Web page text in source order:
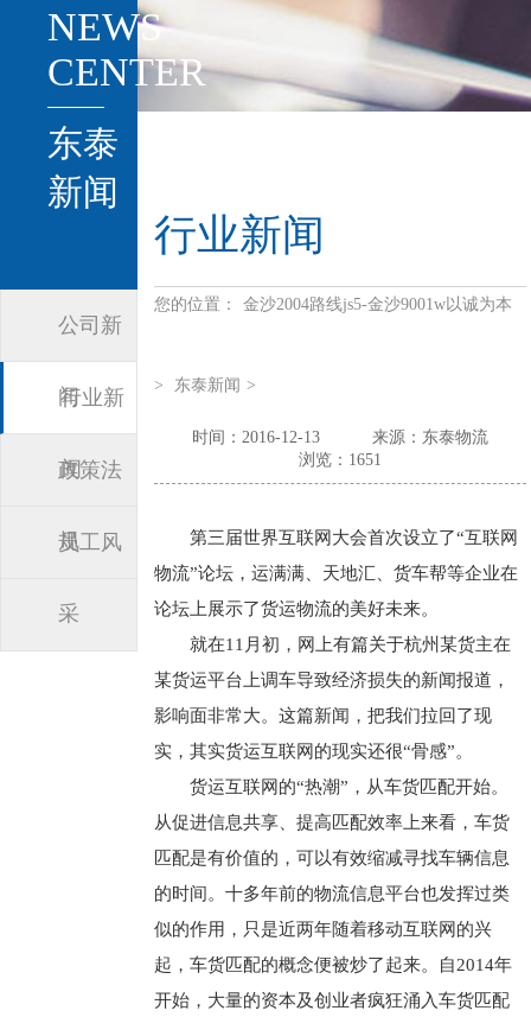
NEWS
CENTER
东泰
新闻
公司新
闻
行业新
闻
政策法
规
员工风
采
行业新闻
您的位置： 金沙2004路线js5-金沙9001w以诚为本
> 东泰新闻 >
时间：2016-12-13
来源：东泰物流
浏览：1651
第三届世界互联网大会首次设立了“互联网
物流”论坛，运满满、天地汇、货车帮等企业在
论坛上展示了货运物流的美好未来。
就在11月初，网上有篇关于杭州某货主在
某货运平台上调车导致经济损失的新闻报道，
影响面非常大。这篇新闻，把我们拉回了现
实，其实货运互联网的现实还很“骨感”。
货运互联网的“热潮”，从车货匹配开始。
从促进信息共享、提高匹配效率上来看，车货
匹配是有价值的，可以有效缩减寻找车辆信息
的时间。十多年前的物流信息平台也发挥过类
似的作用，只是近两年随着移动互联网的兴
起，车货匹配的概念便被炒了起来。自2014年
开始，大量的资本及创业者疯狂涌入车货匹配